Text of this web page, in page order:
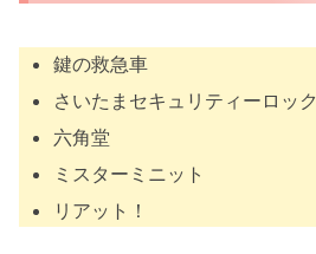
鍵の救急車
さいたまセキュリティーロック
六角堂
ミスターミニット
リアット！